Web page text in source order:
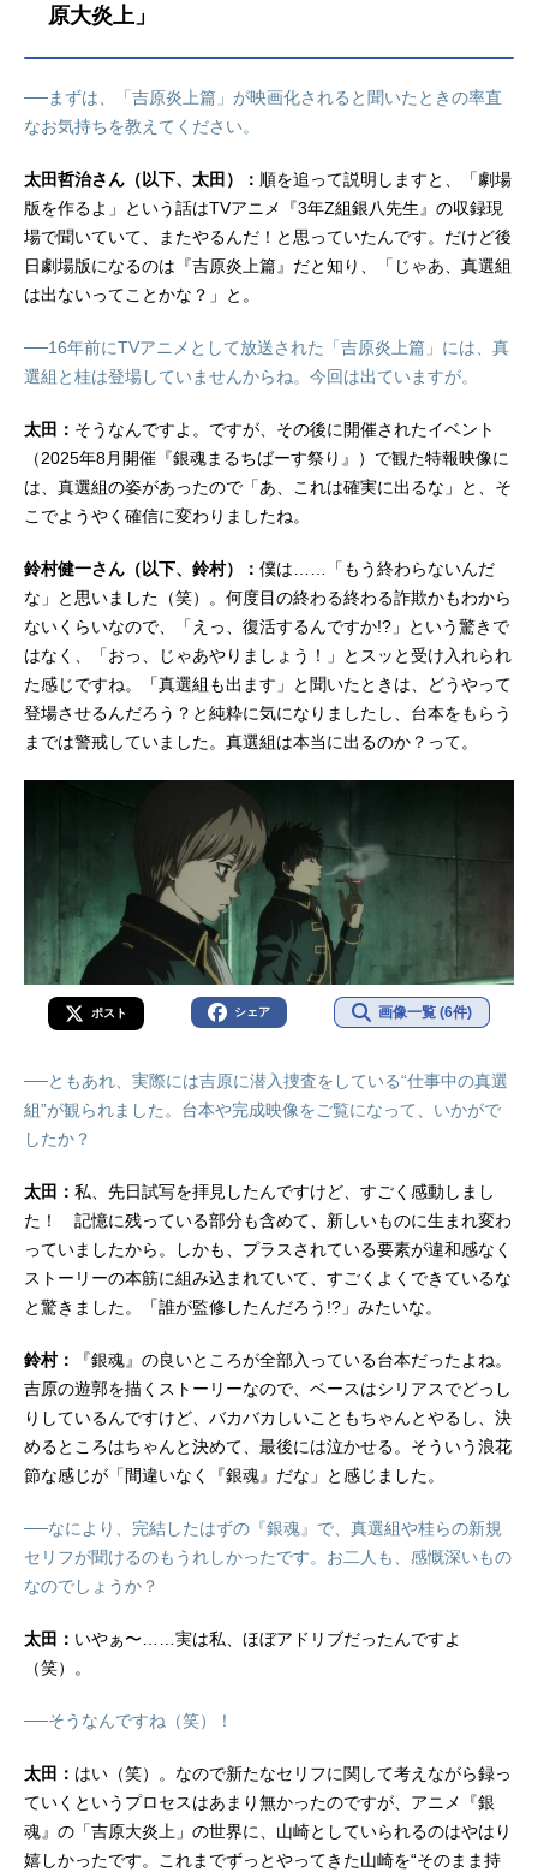
沖田総悟：鈴村健一山崎退：太田哲
治お登勢：くじらキャサリン：杉本
ゆうたま：南央美猿赫：山口勝平ス
ゴリラ：空知英秋（集英社ジャンプ
コミックス刊）監督：安藤尚也監
修：藤田陽一脚本：岸本卓キャラク
ターデザイン／総作画監督：竹内進
二デザインワークス：中村ユミ色彩
設計：歌...
原大炎上」
──まずは、「吉原炎上篇」が映画化されると聞いたときの率直
なお気持ちを教えてください。
太田哲治さん（以下、太田）： 順を追って説明しますと、「劇場
版を作るよ」という話はTVアニメ『3年Z組銀八先生』の収録現
場で聞いていて、またやるんだ！と思っていたんです。だけど後
日劇場版になるのは『吉原炎上篇』だと知り、「じゃあ、真選組
は出ないってことかな？」と。
──16年前にTVアニメとして放送された「吉原炎上篇」には、真
選組と桂は登場していませんからね。今回は出ていますが。
太田： そうなんですよ。ですが、その後に開催されたイベント
（2025年8月開催『銀魂まるちばーす祭り』）で観た特報映像に
は、真選組の姿があったので「あ、これは確実に出るな」と、そ
こでようやく確信に変わりましたね。
鈴村健一さん（以下、鈴村）： 僕は……「もう終わらないんだ
な」と思いました（笑）。何度目の終わる終わる詐欺かもわから
ないくらいなので、「えっ、復活するんですか!?」という驚きで
はなく、「おっ、じゃあやりましょう！」とスッと受け入れられ
た感じですね。「真選組も出ます」と聞いたときは、どうやって
登場させるんだろう？と純粋に気になりましたし、台本をもらう
までは警戒していました。真選組は本当に出るのか？って。
ポスト シェア 画像一覧 (6件)
──ともあれ、実際には吉原に潜入捜査をしている“仕事中の真選
組”が観られました。台本や完成映像をご覧になって、いかがで
したか？
太田： 私、先日試写を拝見したんですけど、すごく感動しまし
た！ 記憶に残っている部分も含めて、新しいものに生まれ変わ
っていましたから。しかも、プラスされている要素が違和感なく
ストーリーの本筋に組み込まれていて、すごくよくできているな
と驚きました。「誰が監修したんだろう!?」みたいな。
鈴村：
『銀魂』の良いところが全部入っている台本だったよね。
吉原の遊郭を描くストーリーなので、ベースはシリアスでどっし
りしているんですけど、バカバカしいこともちゃんとやるし、決
めるところはちゃんと決めて、最後には泣かせる。そういう浪花
節な感じが「間違いなく『銀魂』だな」と感じました。
──なにより、完結したはずの『銀魂』で、真選組や桂らの新規
セリフが聞けるのもうれしかったです。お二人も、感慨深いもの
なのでしょうか？
太田： いやぁ〜……実は私、ほぼアドリブだったんですよ
（笑）。
──そうなんですね（笑）！
太田： はい（笑）。なので新たなセリフに関して考えながら録っ
ていくというプロセスはあまり無かったのですが、アニメ『銀
魂』の「吉原大炎上」の世界に、山崎としていられるのはやはり
嬉しかったです。これまでずっとやってきた山崎を“そのまま持